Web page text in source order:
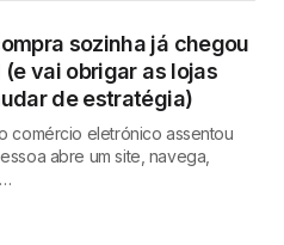
sozinha já chegou
(e vai obrigar as lojas
de estratégia)
comércio eletrónico assentou
abre um site, navega,